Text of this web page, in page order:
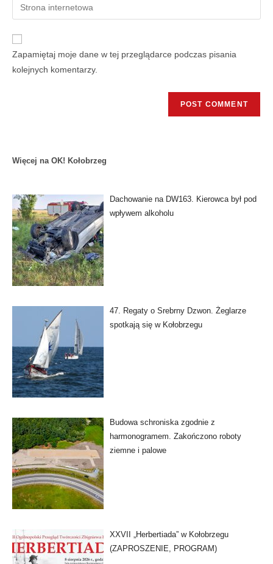
Zapamiętaj moje dane w tej przeglądarce podczas pisania
kolejnych komentarzy.
Więcej na OK! Kołobrzeg
Dachowanie na DW163. Kierowca był pod
wpływem alkoholu
47. Regaty o Srebrny Dzwon. Żeglarze
spotkają się w Kołobrzegu
Budowa schroniska zgodnie z
harmonogramem. Zakończono roboty
ziemne i palowe
XXVII „Herbertiada” w Kołobrzegu
(ZAPROSZENIE, PROGRAM)